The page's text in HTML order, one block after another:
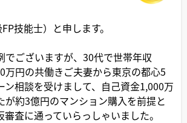
技能士）と申します。
でございますが、30代で世帯年収
万円の共働きご夫妻から東京の都心5
ン相談を受けまして、自己資金1,000万
が約3億円のマンション購入を前提と
審査に通っていらっしゃいました。